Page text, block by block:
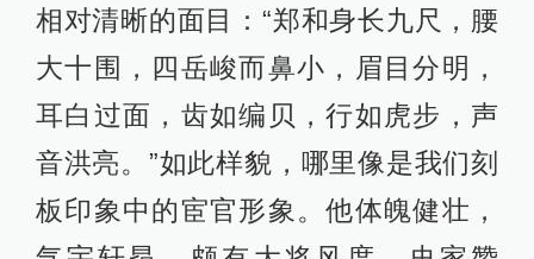
相对清晰的面目：“郑和身长九尺，腰
大十围，四岳峻而鼻小，眉目分明，
耳白过面，齿如编贝，行如虎步，声
音洪亮。”如此样貌，哪里像是我们刻
板印象中的宦官形象。他体魄健壮，